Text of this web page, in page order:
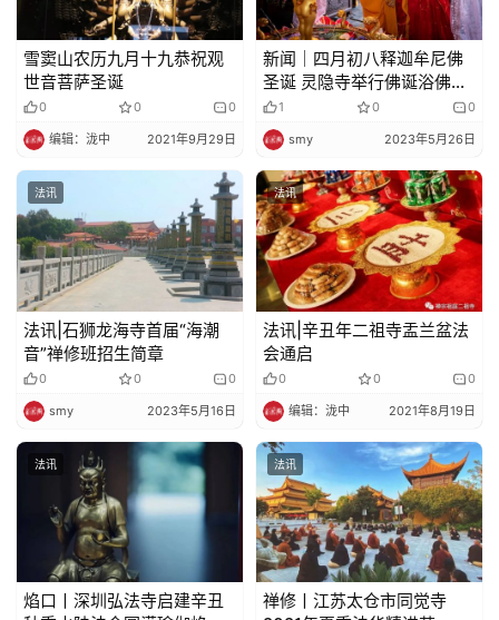
雪窦山农历九月十九恭祝观
世音菩萨圣诞
0 0 0
编辑：泷中 2021年9月29日
新闻｜四月初八释迦牟尼佛
圣诞 灵隐寺举行佛诞浴佛法
会​1 0 0
smy 2023年5月26日
法讯
法讯|石狮龙海寺首届“海潮
音”禅修班招生简章
0 0 0
smy 2023年5月16日
法讯
法讯|辛丑年二祖寺盂兰盆法
会通启
0 0 0
编辑：泷中 2021年8月19日
法讯
焰口丨深圳弘法寺启建辛丑
法讯
禅修丨江苏太仓市同觉寺